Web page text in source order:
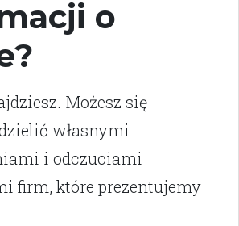
o
Możesz się
własnymi
i odczuciami
firm, które prezentujemy